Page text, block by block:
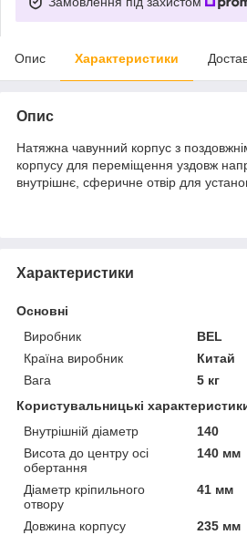
Опис Характеристики
Опис
Натяжна чавунний корпус з
корпусу для переміщення уздовж
внутрішнє, сферичне отвір для
Характеристики
Основні
Виробник
BEL
Країна виробник
Китай
Вага
5 кг
Користувальницькі
Внутрішній діаметр
140
Висота до центру осі
обертання
140 мм
Діаметр кріпильного
отвору
41 мм
Довжина корпусу
235 мм